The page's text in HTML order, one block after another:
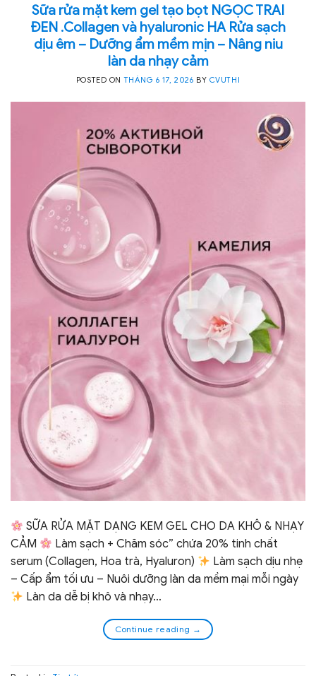
Sữa rửa mặt kem gel tạo bọt NGỌC TRAI
ĐEN .Collagen và hyaluronic HA Rửa sạch
dịu êm – Dưỡng ẩm mềm mịn – Nâng niu
làn da nhạy cảm
POSTED ONTHÁNG 6 17, 2026 BY CVUTHI
SỮA RỬA MẶT DẠNG KEM GEL CHO DA KHÔ & NHẠY
CẢM
Làm sạch + Chăm sóc” chứa 20% tinh chất
serum (Collagen, Hoa trà, Hyaluron)
Làm sạch dịu nhẹ
– Cấp ẩm tối ưu – Nuôi dưỡng làn da mềm mại mỗi ngày
Làn da dễ bị khô và nhạy…
Continue reading →